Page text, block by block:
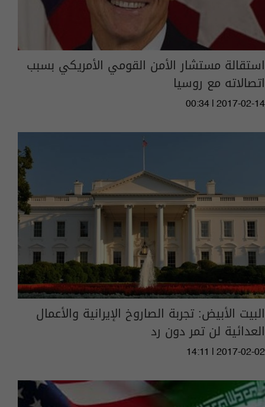
استقالة مستشار الأمن القومي الأمريكي بسبب
اتصالاته مع روسيا
00:34 | 2017-02-14
البيت الأبيض: تجربة الصاروخ الإيرانية والأعمال
العدائية لن تمر دون رد
14:11 | 2017-02-02